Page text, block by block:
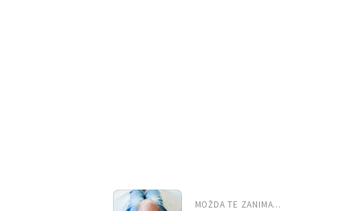
MOŽDA TE ZANIMA...